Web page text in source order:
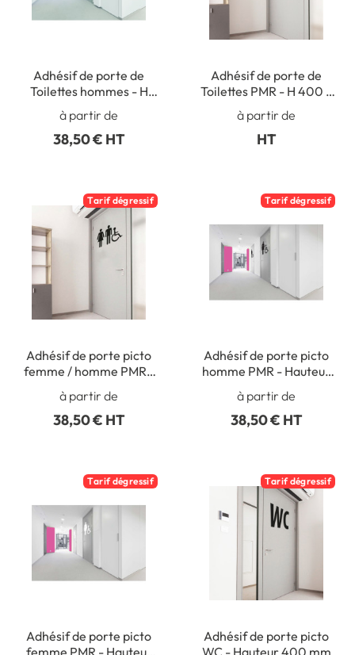
Adhésif de porte de
Toilettes hommes - H
400 x L 157 mm
à partir de
38,50 € HT
Adhésif de porte de
Toilettes PMR - H 400 x
L 327 mm
à partir de
HT
Tarif dégressif
Adhésif de porte picto
femme / homme PMR -
Hauteur 400 mm
à partir de
38,50 € HT
Tarif dégressif
Adhésif de porte picto
homme PMR - Hauteur
400 mm
à partir de
38,50 € HT
Tarif dégressif
Adhésif de porte picto
femme PMR - Hauteur
Tarif dégressif
Adhésif de porte picto
WC - Hauteur 400 mm